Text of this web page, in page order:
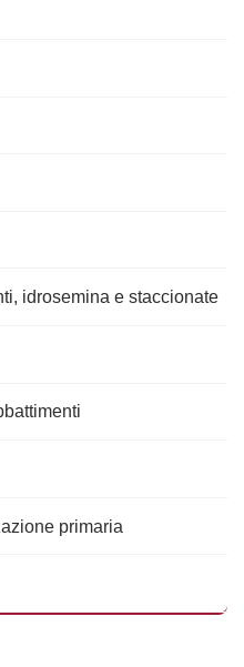
idrosemina e staccionate
primaria